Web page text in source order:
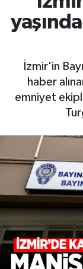
İzmir'in
haber
emniyet
RESMİ
BİLİM VE
RESMİ
Tarih
Dünya
İletişim
Künye
SPOR
Vefat